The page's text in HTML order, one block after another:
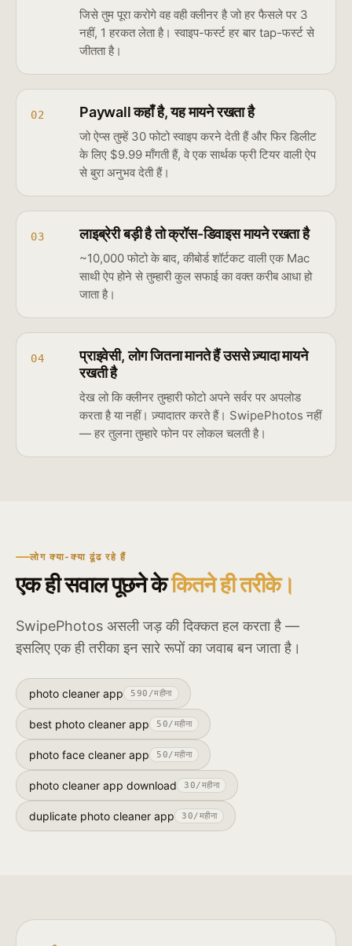
जिसे तुम पूरा करोगे वह वही क्लीनर है जो हर फैसले पर 3
नहीं, 1 हरकत लेता है। स्वाइप-फर्स्ट हर बार tap-फर्स्ट से
जीतता है।
02 Paywall कहाँ है, यह मायने रखता है
जो ऐप्स तुम्हें 30 फोटो स्वाइप करने देती हैं और फिर डिलीट
के लिए $9.99 माँगती हैं, वे एक सार्थक फ्री टियर वाली ऐप
से बुरा अनुभव देती हैं।
03 लाइब्रेरी बड़ी है तो क्रॉस-डिवाइस मायने रखता है
~10,000 फोटो के बाद, कीबोर्ड शॉर्टकट वाली एक Mac
साथी ऐप होने से तुम्हारी कुल सफाई का वक्त करीब आधा हो
जाता है।
04
प्राइवेसी, लोग जितना मानते हैं उससे ज़्यादा मायने
रखती है
देख लो कि क्लीनर तुम्हारी फोटो अपने सर्वर पर अपलोड
करता है या नहीं। ज़्यादातर करते हैं। SwipePhotos नहीं
— हर तुलना तुम्हारे फोन पर लोकल चलती है।
लोग क्या-क्या ढूंढ रहे हैं
एक ही सवाल पूछने केकितने ही तरीके।
SwipePhotos असली जड़ की दिक्कत हल करता है —
इसलिए एक ही तरीका इन सारे रूपों का जवाब बन जाता है।
photo cleaner app 590 /महीना
best photo cleaner app 50/महीना
photo face cleaner app 50/महीना
photo cleaner app download 30/महीना
duplicate photo cleaner app 30/महीना